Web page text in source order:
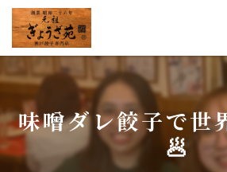
味噌ダレ餃子で世
🥟